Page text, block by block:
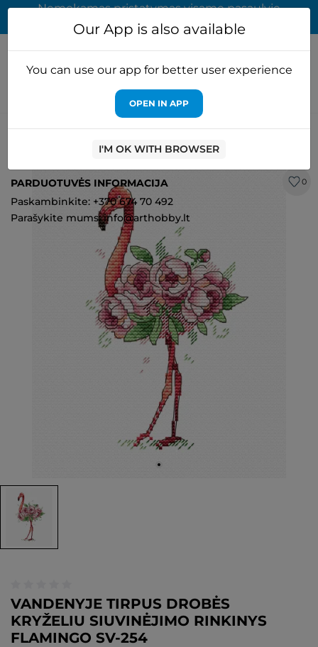
Nemokamas pristatymas visame pasaulyje
užsakymams virš 65 EUR
Pagrindinis Rinkiniai siuvinejimui MP Studia
Vandenyje tirpus
drobės kryželiu siuvinėjimo rinkinys Flamingo SV-254
0
VANDENYJE TIRPUS DROBĖS
KRYŽELIU SIUVINĖJIMO RINKINYS
FLAMINGO SV-254
Our App is also available
You can use our app for better user experience
OPEN IN APP
I'M OK WITH BROWSER
PARDUOTUVĖS INFORMACIJA
Paskambinkite: +370 674 70 492
Parašykite mums: info@arthobby.lt